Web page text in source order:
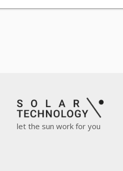
let the sun work for you